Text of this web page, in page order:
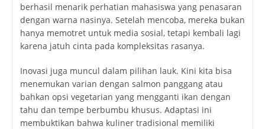
berhasil menarik perhatian mahasiswa yang penasaran
dengan warna nasinya. Setelah mencoba, mereka bukan
hanya memotret untuk media sosial, tetapi kembali lagi
karena jatuh cinta pada kompleksitas rasanya.
Inovasi juga muncul dalam pilihan lauk. Kini kita bisa
menemukan varian dengan salmon panggang atau
bahkan opsi vegetarian yang mengganti ikan dengan
tahu dan tempe berbumbu khusus. Adaptasi ini
membuktikan bahwa kuliner tradisional memiliki